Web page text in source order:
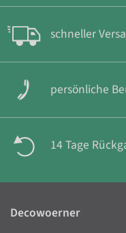
schneller
persönliche
14 Tage
Decowoerner